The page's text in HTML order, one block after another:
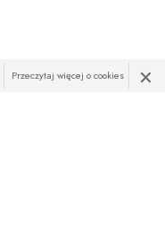
×
Przeczytaj więcej o cookies